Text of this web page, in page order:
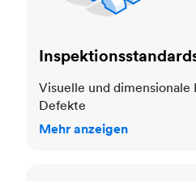
Visuelle und dimensionale
Defekte
Mehr anzeigen